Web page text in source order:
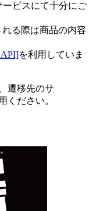
ビスにて十分にご
れる際は商品の内容
API]を利用していま
遷移先のサ
ください。